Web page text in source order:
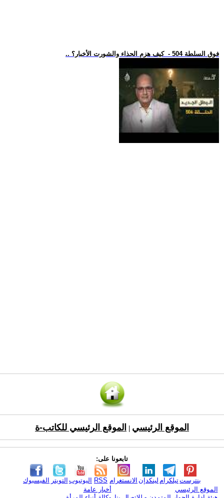
.. فوق السلطة 504 - كيف هزم الحذاء والشورت الأخبار؟
الموقع الرئيسي الموقع الرئيسي للكاتب-ة
تابعونا على:
الفيسبوك التويتر اليوتيوب RSS الانستغرام لينكدإن تيلكرامبنترست
الموقع الرئيسي
أخبار عامة